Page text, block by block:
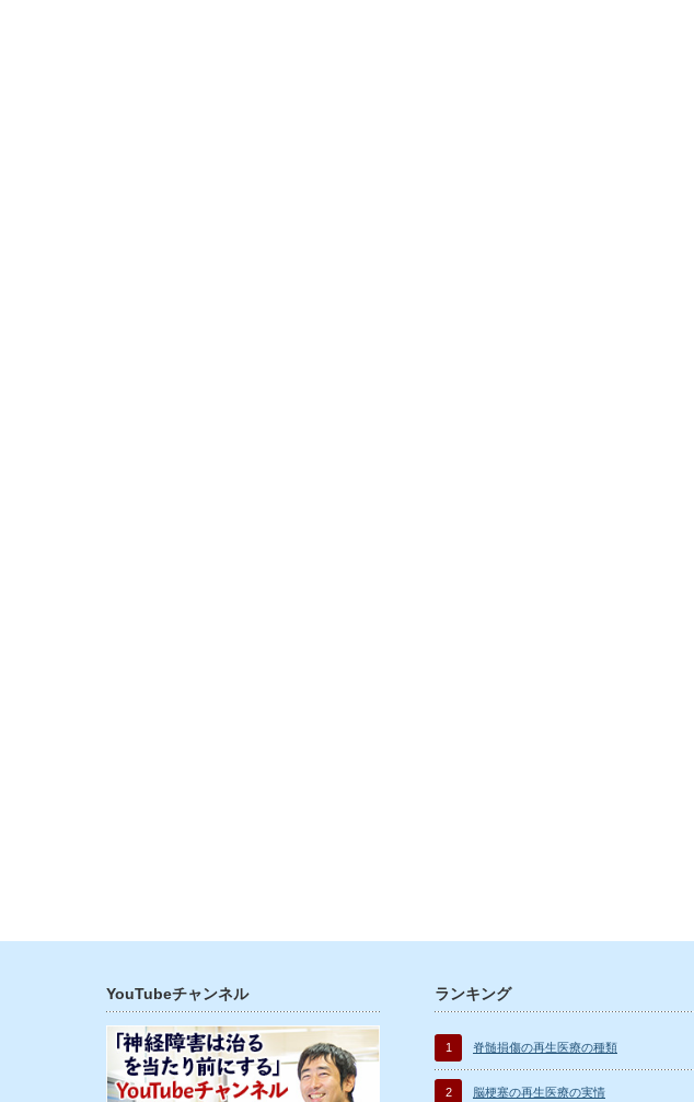
YouTubeチャンネル ランキング
1 脊髄損傷の再生医療の種類
2 脳梗塞の再生医療の実情